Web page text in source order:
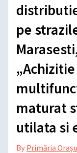
pe
maturat
utilata si
By Primăria